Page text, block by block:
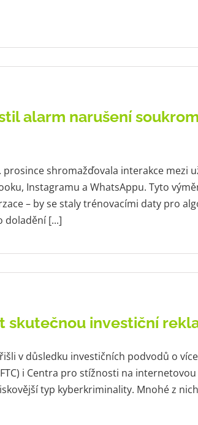
alarm narušení
prosince shromažďovala interakce mezi
Instagramu a WhatsAppu. Tyto
– by se staly trénovacími daty pro
doladění [...]
skutečnou investiční
v důsledku investičních podvodů o
i Centra pro stížnosti na internetovou
typ kyberkriminality. Mnohé z